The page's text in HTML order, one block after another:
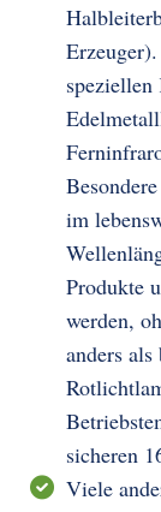
im
Produkte
werden,
anders
sicheren
Viele